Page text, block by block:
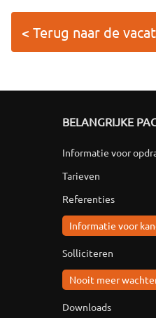
< Terug naar de
BELANGRIJKE
Informatie voor
Tarieven
Referenties
Informatie voor
Solliciteren
Nooit meer
Downloads